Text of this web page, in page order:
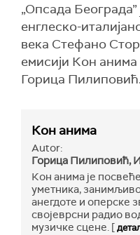
„Опсада Београда”
енглеско-
века Стефано
емисији Кон
Горица Пилиповић.
Кон анима
Autor:
Горица Пилиповић,
Кон анима је
уметника,
анегдоте и оперске
својеврсни радио
музичке сцене. [